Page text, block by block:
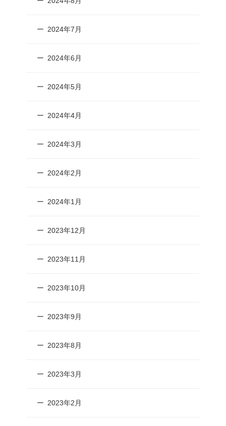
2024年7月
2024年6月
2024年5月
2024年4月
2024年3月
2024年2月
2024年1月
2023年12月
2023年11月
2023年10月
2023年9月
2023年8月
2023年3月
2023年2月